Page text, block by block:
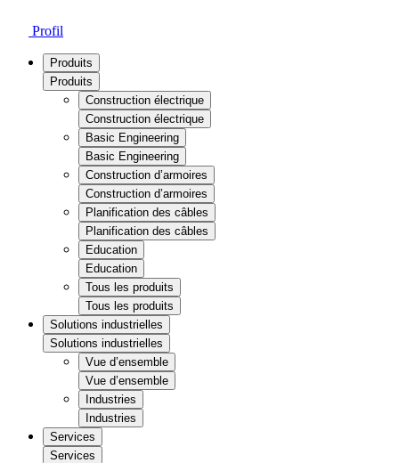
Profil
Produits
Produits
Construction électrique
Construction électrique
Basic Engineering
Basic Engineering
Construction d’armoires
Construction d’armoires
Planification des câbles
Planification des câbles
Education
Education
Tous les produits
Tous les produits
Solutions industrielles
Solutions industrielles
Vue d’ensemble
Vue d’ensemble
Industries
Industries
Services
Services